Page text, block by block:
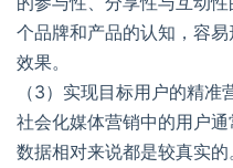
个品牌和产品的认知，容
效果。
（3）实现目标用户的精准
社会化媒体营销中的用户
数据相对来说都是较真实